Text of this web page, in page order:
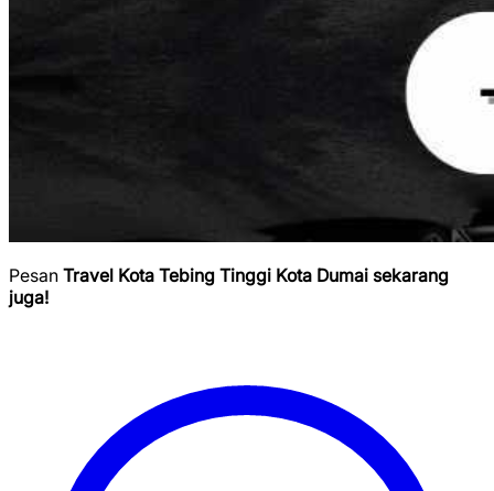
Pesan Travel Kota Tebing Tinggi Kota Dumai sekarang
juga!